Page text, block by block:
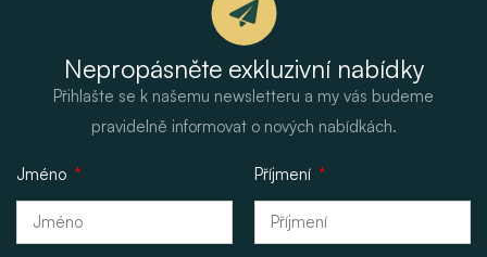
Nepropásněte exkluzivní nabídky
Přihlašte se k našemu newsletteru a my vás budeme
pravidelně informovat o nových nabídkách.
Jméno Příjmení